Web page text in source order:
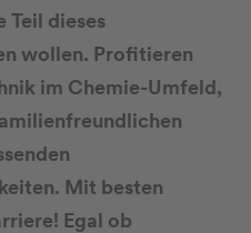
dieses
wollen. Profitieren
im Chemie-Umfeld,
Mit besten
Egal ob